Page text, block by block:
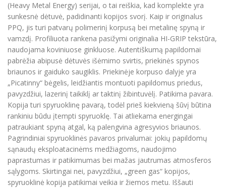
(Heavy Metal Energy) serijai, o tai reiškia, kad komplekte yra
sunkesnė dėtuvė, padidinanti kopijos svorį. Kaip ir originalus
PPQ, jis turi patvarų polimerinį korpusą bei metalinę spyną ir
vamzdį. Profiliuota rankena pasižymi originalia HI-GRIP tekstūra,
naudojama koviniuose ginkluose. Autentiškumą papildomai
pabrėžia abipusė dėtuvės išėmimo svirtis, priekinės spynos
briaunos ir gaiduko saugiklis. Priekinėje korpuso dalyje yra
„Picatinny“ bėgelis, leidžiantis montuoti papildomus priedus,
pavyzdžiui, lazerinį taikiklį ar taktinį žibintuvėlį. Patikima pavara.
Kopija turi spyruoklinę pavarą, todėl prieš kiekvieną šūvį būtina
rankiniu būdu įtempti spyruoklę. Tai atliekama energingai
patraukiant spyną atgal, ką palengvina agresyvios briaunos.
Pagrindiniai spyruoklinės pavaros privalumai: jokių papildomų
sąnaudų eksploatacinėms medžiagoms, naudojimo
paprastumas ir patikimumas bei mažas jautrumas atmosferos
sąlygoms. Skirtingai nei, pavyzdžiui, „green gas“ kopijos,
spyruoklinė kopija patikimai veikia ir žiemos metu. Iššauti